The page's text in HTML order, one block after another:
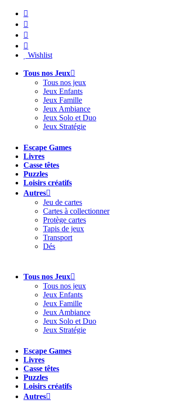
Aller
contenu
Wishlist
Tous nos Jeux
Tous nos jeux
Jeux Enfants
Jeux Famille
Jeux Ambiance
Jeux Solo et Duo
Jeux Stratégie
Escape Games
Livres
Casse têtes
Puzzles
Loisirs créatifs
Autres
Jeu de cartes
Cartes à collectionner
Protège cartes
Tapis de jeux
Transport
Dés
Tous nos Jeux
Tous nos jeux
Jeux Enfants
Jeux Famille
Jeux Ambiance
Jeux Solo et Duo
Jeux Stratégie
Escape Games
Livres
Casse têtes
Puzzles
Loisirs créatifs
Autres